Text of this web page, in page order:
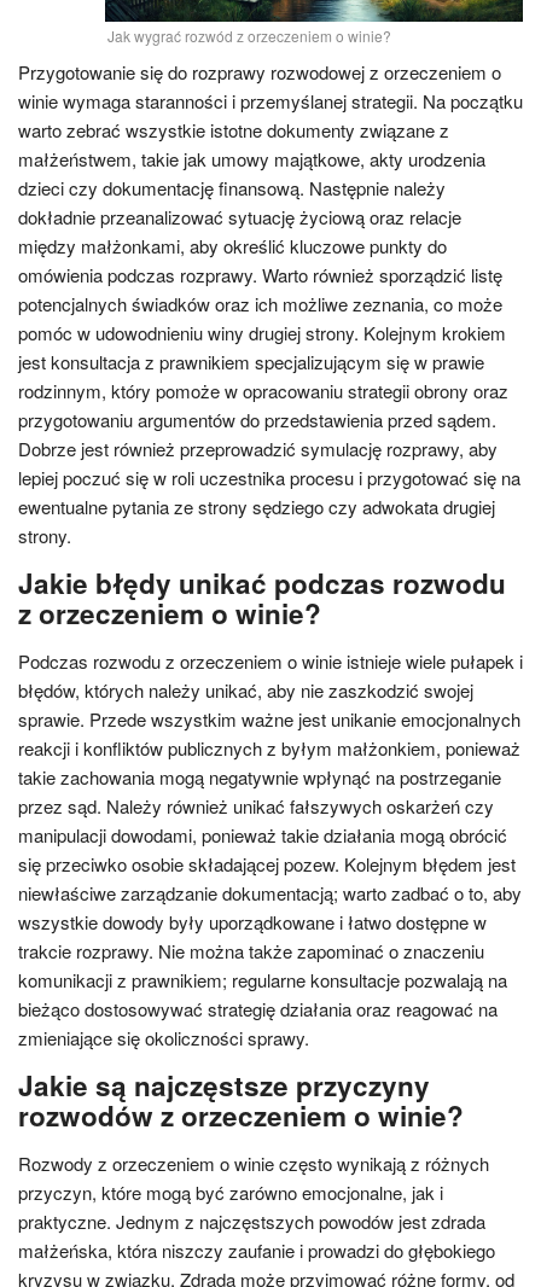
Jak wygrać rozwód z orzeczeniem o winie?
Przygotowanie się do rozprawy rozwodowej z orzeczeniem o
winie wymaga staranności i przemyślanej strategii. Na początku
warto zebrać wszystkie istotne dokumenty związane z
małżeństwem, takie jak umowy majątkowe, akty urodzenia
dzieci czy dokumentację finansową. Następnie należy
dokładnie przeanalizować sytuację życiową oraz relacje
między małżonkami, aby określić kluczowe punkty do
omówienia podczas rozprawy. Warto również sporządzić listę
potencjalnych świadków oraz ich możliwe zeznania, co może
pomóc w udowodnieniu winy drugiej strony. Kolejnym krokiem
jest konsultacja z prawnikiem specjalizującym się w prawie
rodzinnym, który pomoże w opracowaniu strategii obrony oraz
przygotowaniu argumentów do przedstawienia przed sądem.
Dobrze jest również przeprowadzić symulację rozprawy, aby
lepiej poczuć się w roli uczestnika procesu i przygotować się na
ewentualne pytania ze strony sędziego czy adwokata drugiej
strony.
Jakie błędy unikać podczas rozwodu
z orzeczeniem o winie?
Podczas rozwodu z orzeczeniem o winie istnieje wiele pułapek i
błędów, których należy unikać, aby nie zaszkodzić swojej
sprawie. Przede wszystkim ważne jest unikanie emocjonalnych
reakcji i konfliktów publicznych z byłym małżonkiem, ponieważ
takie zachowania mogą negatywnie wpłynąć na postrzeganie
przez sąd. Należy również unikać fałszywych oskarżeń czy
manipulacji dowodami, ponieważ takie działania mogą obrócić
się przeciwko osobie składającej pozew. Kolejnym błędem jest
niewłaściwe zarządzanie dokumentacją; warto zadbać o to, aby
wszystkie dowody były uporządkowane i łatwo dostępne w
trakcie rozprawy. Nie można także zapominać o znaczeniu
komunikacji z prawnikiem; regularne konsultacje pozwalają na
bieżąco dostosowywać strategię działania oraz reagować na
zmieniające się okoliczności sprawy.
Jakie są najczęstsze przyczyny
rozwodów z orzeczeniem o winie?
Rozwody z orzeczeniem o winie często wynikają z różnych
przyczyn, które mogą być zarówno emocjonalne, jak i
praktyczne. Jednym z najczęstszych powodów jest zdrada
małżeńska, która niszczy zaufanie i prowadzi do głębokiego
kryzysu w związku. Zdrada może przyjmować różne formy, od